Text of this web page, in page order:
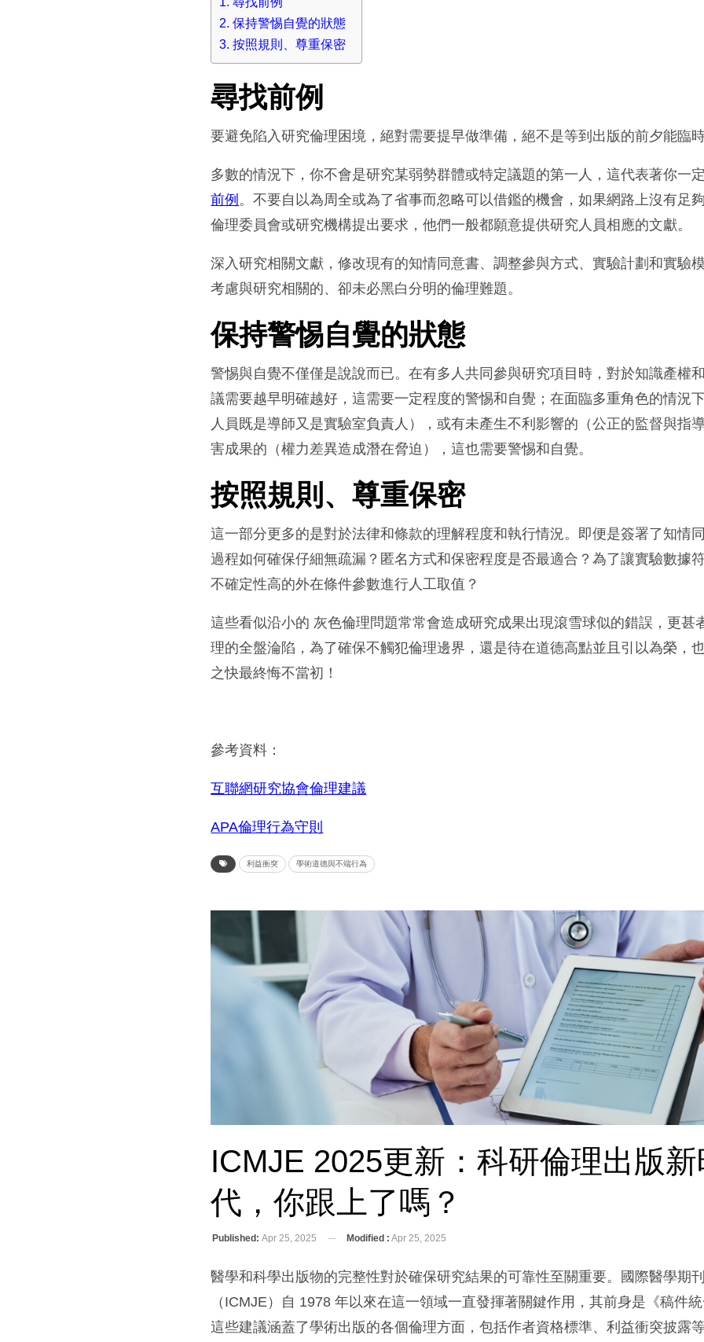
保持警惕自覺的狀態
按照規則、尊重保密
尋找前例
要避免陷入研究倫理困境，絕對需要提早做準備，絕不是等到出版的前夕能臨
多數的情況下，你不會是研究某弱勢群體或特定議題的第一人，這代表著你一
前例 。不要自以為周全或為了省事而忽略可以借鑑的機會，如果網路上沒有足
倫理委員會或研究機構提出要求，他們一般都願意提供研究人員相應的文獻。
深入研究相關文獻，修改現有的知情同意書、調整參與方式、實驗計劃和實驗
考慮與研究相關的、卻未必黑白分明的倫理難題。
保持警惕自覺的狀態
警惕與自覺不僅僅是說說而已。在有多人共同參與研究項目時，對於知識產權
議需要越早明確越好，這需要一定程度的警惕和自覺；在面臨多重角色的情況
人員既是導師又是實驗室負責人），或有未產生不利影響的（公正的監督與指
害成果的（權力差異造成潛在脅迫），這也需要警惕和自覺。
按照規則、尊重保密
這一部分更多的是對於法律和條款的理解程度和執行情況。即便是簽署了知情
過程如何確保仔細無疏漏？匿名方式和保密程度是否最適合？為了讓實驗數據
不確定性高的外在條件參數進行人工取值？
這些看似沿小的 灰色倫理問題常常會造成研究成果出現滾雪球似的錯誤，更甚
理的全盤淪陷，為了確保不觸犯倫理邊界，還是待在道德高點並且引以為榮，
之快最終悔不當初！
參考資料：
互聯網研究協會倫理建議
APA倫理行為守則
利益衝突 學術道德與不端行為
ICMJE 2025更新：科研倫理出版
代，你跟上了嗎？
Published:Apr 25, 2025 Modified : Apr 25, 2025
醫學和科學出版物的完整性對於確保研究結果的可靠性至關重要。國際醫學期
（ICMJE）自 1978 年以來在這一領域一直發揮著關鍵作用，其前身是《稿件
這些建議涵蓋了學術出版的各個倫理方面，包括作者資格標準、利益衝突披露